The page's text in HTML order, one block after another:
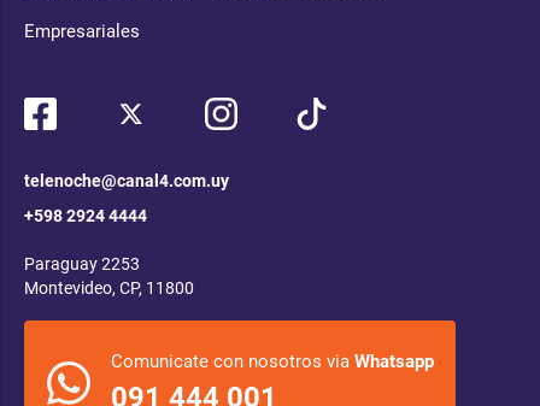
Empresariales
telenoche@canal4.com.uy
+598 2924 4444
Paraguay 2253
Montevideo, CP, 11800
Comunicate con nosotros via Whatsapp
091 444 001